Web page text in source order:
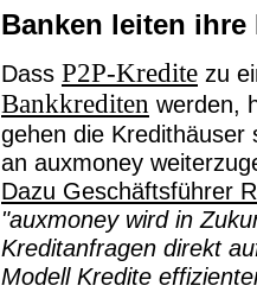
Banken leiten
Dass P2P-Kredite zu
Bankkrediten werden,
gehen die Kredithäuser
an auxmoney
Dazu Geschäftsführer
"auxmoney wird in
Kreditanfragen direkt
Modell Kredite